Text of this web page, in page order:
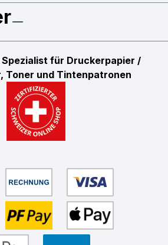
für Druckerpapier /
Toner und Tintenpatronen